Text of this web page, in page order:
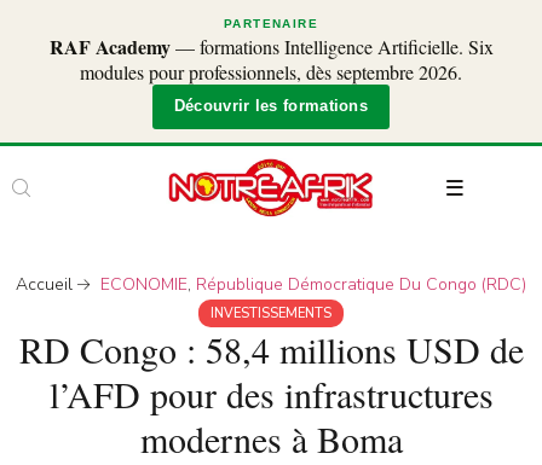
PARTENAIRE
RAF Academy— formations Intelligence Artificielle. Six
modules pour professionnels, dès septembre 2026.
Découvrir les formations
Accueil ECONOMIE, République Démocratique Du Congo (RDC)
INVESTISSEMENTS
RD Congo : 58,4 millions USD de
l’AFD pour des infrastructures
modernes à Boma